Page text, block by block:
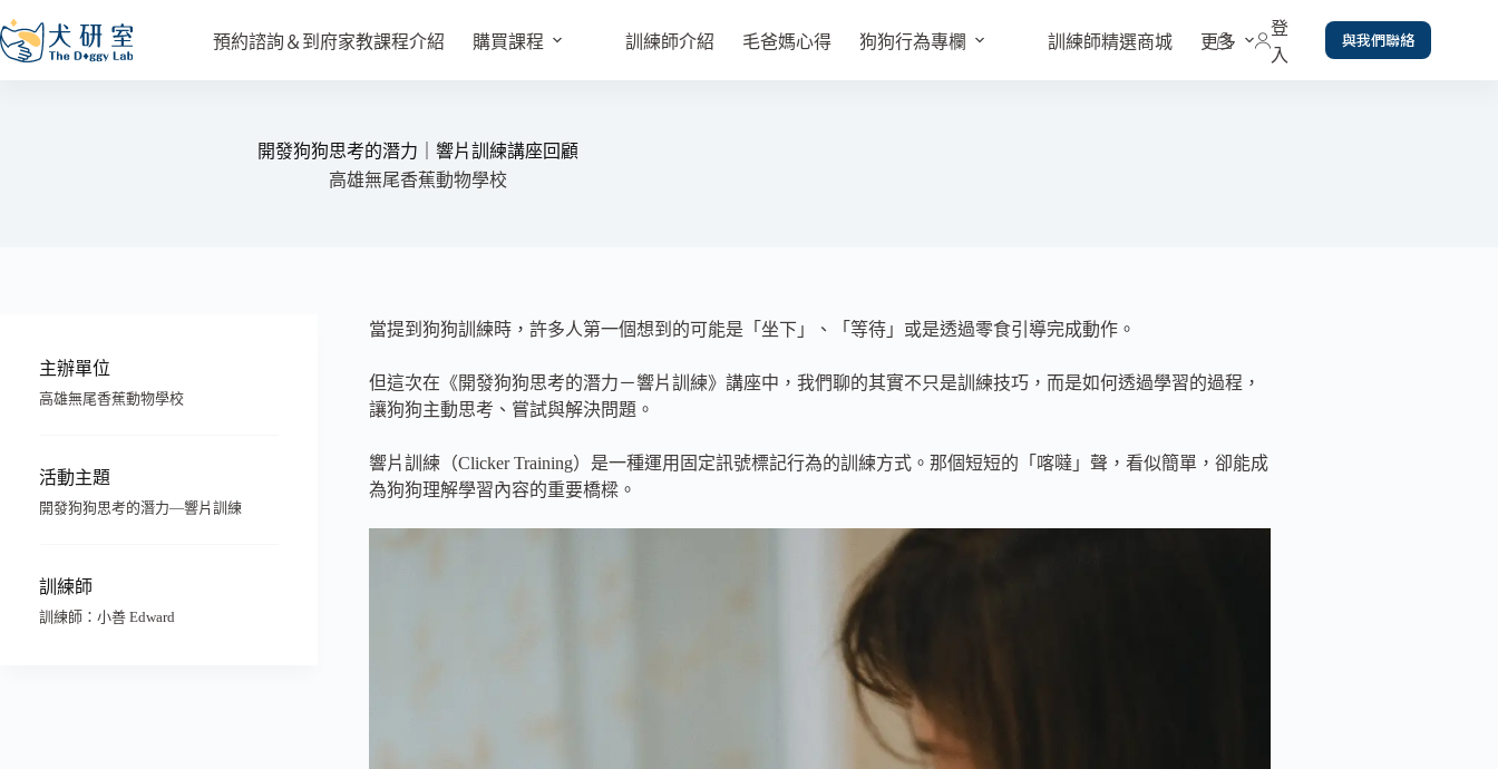
預約諮詢＆到府家教課程介紹 購買課程 訓練師介紹 毛爸媽心得 狗狗行為專欄 訓練師精選商城 更多
登
入
與我們聯絡
開發狗狗思考的潛力｜響片訓練講座回顧
高雄無尾香蕉動物學校
當提到狗狗訓練時，許多人第一個想到的可能是「坐下」、「等待」或是透過零食引導完成動作。
但這次在《開發狗狗思考的潛力－響片訓練》講座中，我們聊的其實不只是訓練技巧，而是如何透過學習的過程，
讓狗狗主動思考、嘗試與解決問題。
響片訓練（Clicker Training）是一種運用固定訊號標記行為的訓練方式。那個短短的「喀噠」聲，看似簡單，卻能成
為狗狗理解學習內容的重要橋樑。
主辦單位
高雄無尾香蕉動物學校
活動主題
開發狗狗思考的潛力—響片訓練
訓練師
訓練師： 小善 Edward